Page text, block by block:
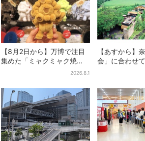
【8月2日から】万博で注目
集めた「ミャクミャク焼
き」初グッズ化！大阪・梅
2026.8.1
【あすから】
会」に合わせ
分…結婚式場